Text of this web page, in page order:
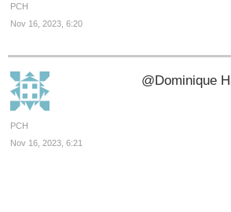
PCH
Nov 16, 2023, 6:20
PCH
Nov 16, 2023, 6:21
@Dominique